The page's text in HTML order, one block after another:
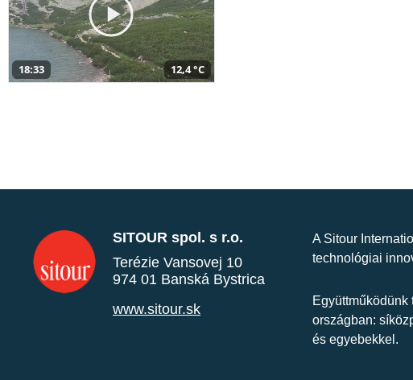
18:33 12,4 °C
SITOUR spol. s r.o.
Terézie Vansovej 10
974 01 Banská Bystrica
www.sitour.sk
A Sitour
technológiai
országban:
és egyebekkel.